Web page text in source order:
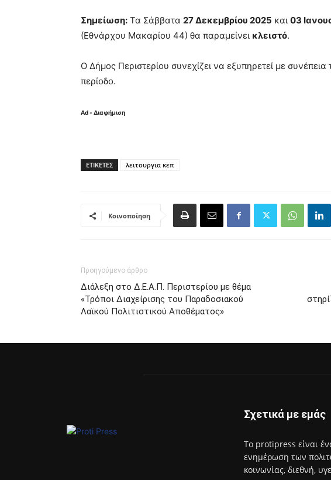
Σημείωση: Τα Σάββατα 27 Δεκεμβρίου 2025 και 03
(Εθνάρχου Μακαρίου 44) θα παραμείνει κλειστό.
Ο Δήμος Περιστερίου συνεχίζει να εξυπηρετεί με
περίοδο.
Ad - Διαφήμιση
ΕΤΙΚΈΤΕΣ λειτουργια κεπ
Κοινοποίηση
Προηγούμενο άρθρο
Διάλεξη στο Δ.Ε.Α.Π. Περιστερίου με θέμα
«Τρόποι Διαχείρισης του Παραδοσιακού
Λαϊκού Πολιτιστικού Αποθέματος»
Σχετικά με εμάς
Το protipress είναι
ενημέρωση των
κοινωνίας, διεθνή,